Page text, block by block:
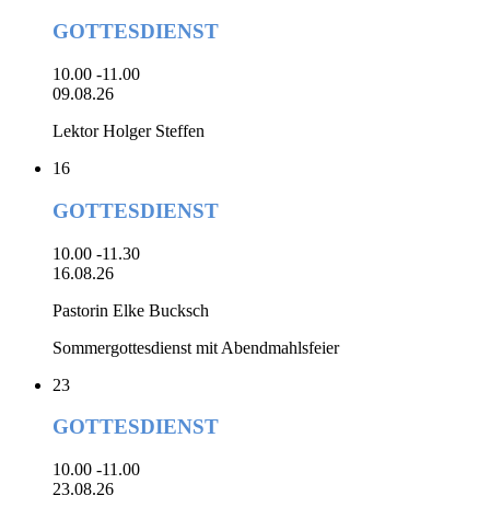
GOTTESDIENST
10.00 -11.00
09.08.26
Lektor Holger Steffen
16
GOTTESDIENST
10.00 -11.30
16.08.26
Pastorin Elke Bucksch
Sommergottesdienst mit Abendmahlsfeier
23
GOTTESDIENST
10.00 -11.00
23.08.26